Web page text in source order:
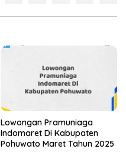
Lowongan Pramuniaga
Indomaret Di Kabupaten
Pohuwato Maret Tahun 2025